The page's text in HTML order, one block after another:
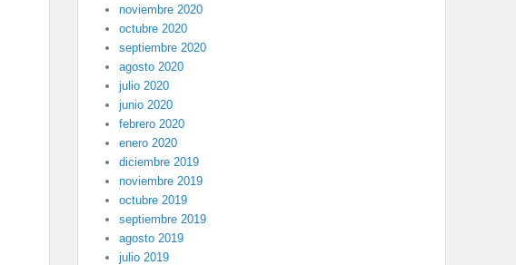
noviembre 2020
octubre 2020
septiembre 2020
agosto 2020
julio 2020
junio 2020
febrero 2020
enero 2020
diciembre 2019
noviembre 2019
octubre 2019
septiembre 2019
agosto 2019
julio 2019